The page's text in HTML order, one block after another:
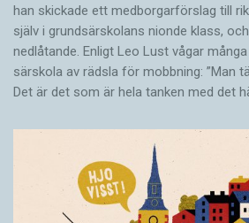
han skickade ett medborgarförslag till
själv i grundsärskolans nionde klass,
nedlåtande. Enligt Leo Lust vågar
särskola av rädsla för mobbning: ”Man
Det är det som är hela tanken med det